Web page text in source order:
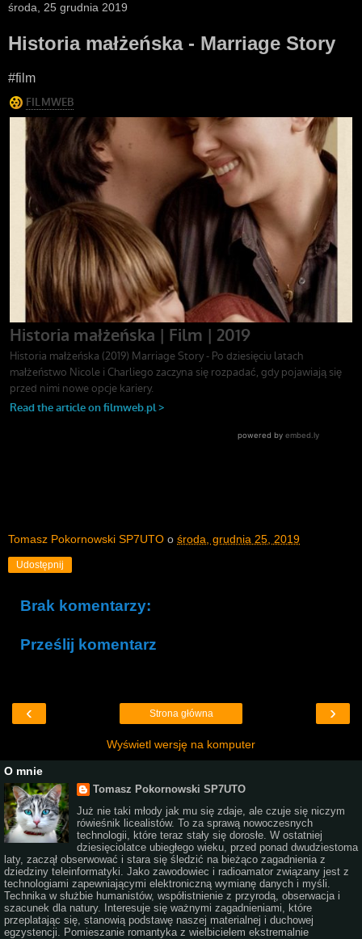
środa, 25 grudnia 2019
Historia małżeńska - Marriage Story
#film
Tomasz Pokornowski SP7UTO o środa, grudnia 25, 2019
Udostępnij
Brak komentarzy:
Prześlij komentarz
‹ ›
Strona główna
Wyświetl wersję na komputer
O mnie
Tomasz Pokornowski SP7UTO
Już nie taki młody jak mu się zdaje, ale czuje się niczym
rówieśnik licealistów. To za sprawą nowoczesnych
technologii, które teraz stały się dorosłe. W ostatniej
dziesięciolatce ubiegłego wieku, przed ponad dwudziestoma
laty, zaczął obserwować i stara się śledzić na bieżąco zagadnienia z
dziedziny teleinformatyki. Jako zawodowiec i radioamator związany jest z
technologiami zapewniającymi elektroniczną wymianę danych i myśli.
Technika w służbie humanistów, współistnienie z przyrodą, obserwacja i
szacunek dla natury. Interesuje się ważnymi zagadnieniami, które
przeplatając się, stanowią podstawę naszej materialnej i duchowej
egzystencji. Pomieszanie romantyka z wielbicielem ekstremalnie